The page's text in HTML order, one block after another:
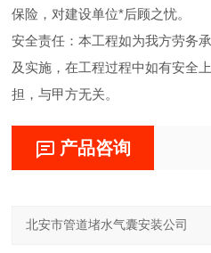
保险，对建设单位*后顾之忧。
安全责任：本工程如为我方劳务
及实施，在工程过程中如有安全
担，与甲方无关。
产品咨询